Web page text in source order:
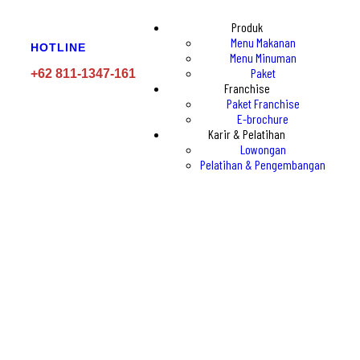
HOTLINE
+62 811‑1347‑161
Produk
Menu Makanan
Menu Minuman
Paket
Franchise
Paket Franchise
E-brochure
Karir & Pelatihan
Lowongan
Pelatihan & Pengembangan